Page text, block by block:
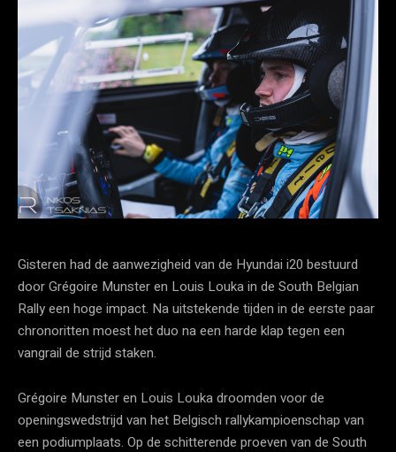
Gisteren had de aanwezigheid van de Hyundai i20 bestuurd
door Grégoire Munster en Louis Louka in de South Belgian
Rally een hoge impact. Na uitstekende tijden in de eerste paar
chronoritten moest het duo na een harde klap tegen een
vangrail de strijd staken.
Grégoire Munster en Louis Louka droomden voor de
openingswedstrijd van het Belgisch rallykampioenschap van
een podiumplaats. Op de schitterende proeven van de South